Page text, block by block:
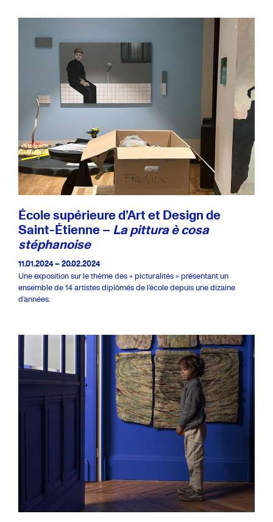
École supérieure d’Art et Design de
Saint-Étienne – La pittura è cosa
stéphanoise
11.01.2024 – 20.02.2024
Une exposition sur le thème des « picturalités » présentant un
ensemble de 14 artistes diplômés de l’école depuis une dizaine
d’années.